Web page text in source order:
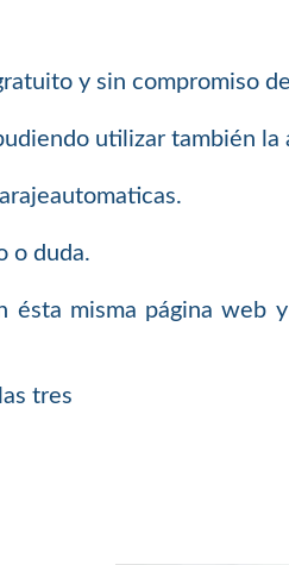
y sin compromiso
utilizar también la
o duda.
ésta misma página
tres